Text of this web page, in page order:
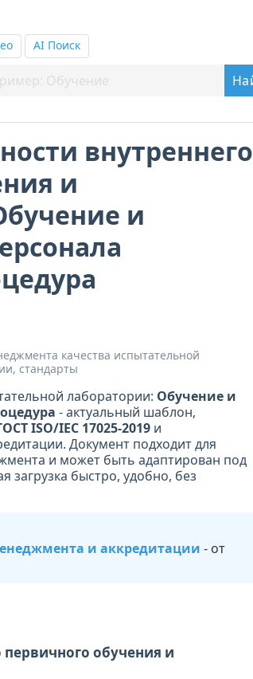
AI Поиск
внутреннего
и
и
качества испытательной
стандарты
лаборатории: Обучение и
- актуальный шаблон,
ISO/IEC 17025-2019 и
Документ подходит для
и может быть адаптирован под
быстро, удобно, без
и аккредитации - от
обучения и